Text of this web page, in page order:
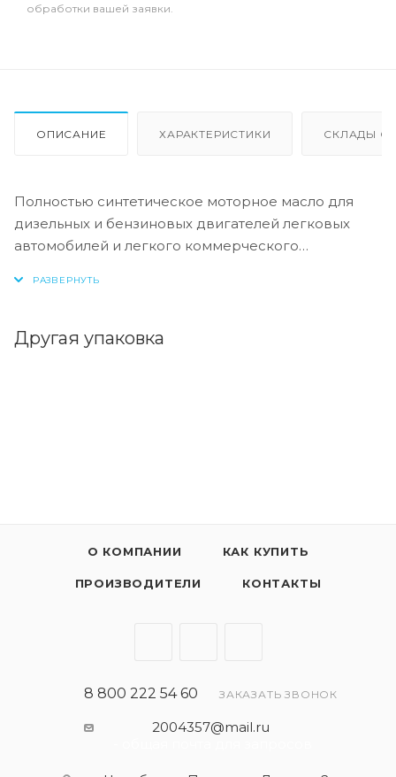
обработки вашей заявки.
ОПИСАНИЕ ХАРАКТЕРИСТИКИ СКЛАДЫ
Полностью синтетическое моторное масло для
дизельных и бензиновых двигателей легковых
автомобилей и легкого коммерческого
также в моторах с прямым впрыском топлива и
Другая упаковка
О КОМПАНИИ КАК КУПИТЬ
ПРОИЗВОДИТЕЛИ КОНТАКТЫ
8 800 222 54 60 ЗАКАЗАТЬ ЗВОНОК
2004357@mail.ru